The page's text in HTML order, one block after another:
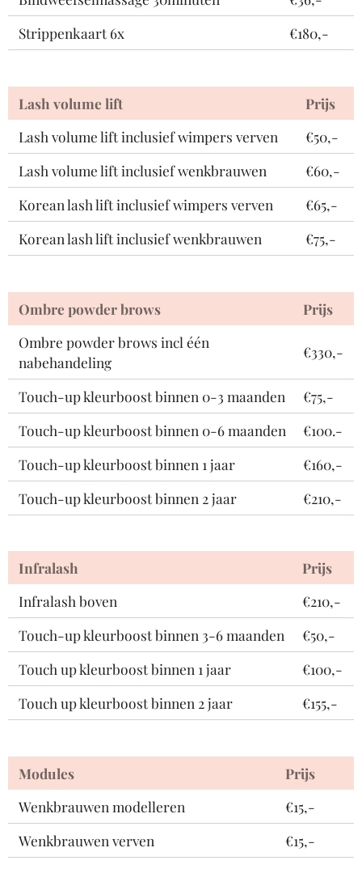
Strippenkaart 6x
€180,-
Lash volume lift
Prijs
Lash volume lift inclusief wimpers verven
€50,-
Lash volume lift inclusief wenkbrauwen
€60,-
Korean lash lift inclusief wimpers verven
€65,-
Korean lash lift inclusief wenkbrauwen
€75,-
Ombre powder brows
Prijs
Ombre powder brows incl één
nabehandeling
€330,-
Touch-up kleurboost binnen 0-3 maanden
€75,-
Touch-up kleurboost binnen 0-6 maanden
€100.-
Touch-up kleurboost binnen 1 jaar
€160,-
Touch-up kleurboost binnen 2 jaar
€210,-
Infralash
Prijs
Infralash boven
€210,-
Touch-up kleurboost binnen 3-6 maanden
€50,-
Touch up kleurboost binnen 1 jaar
€100,-
Touch up kleurboost binnen 2 jaar
€155,-
Modules
Prijs
Wenkbrauwen modelleren
€15,-
Wenkbrauwen verven
€15,-